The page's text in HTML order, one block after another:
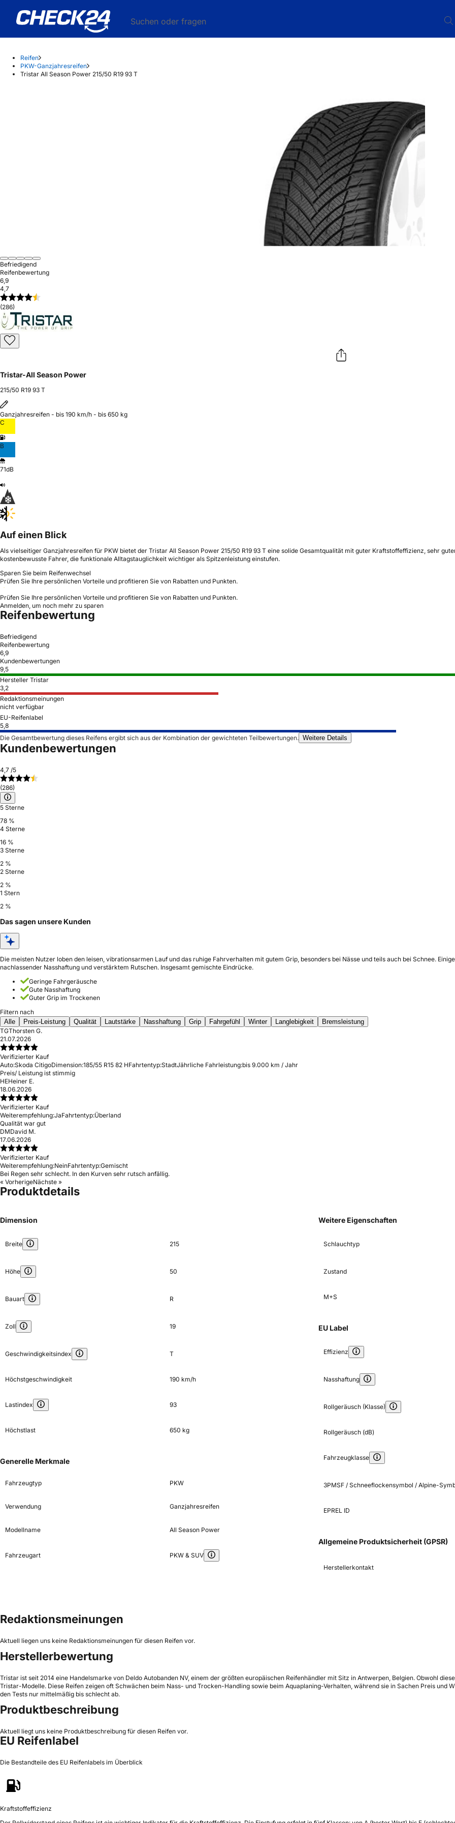
Suchen oder fragen
Reifen
PKW-Ganzjahresreifen
Tristar All Season Power 215/50 R19 93 T
Befriedigend
Reifenbewertung
6,9
4,7
(286)
Tristar-All Season Power
215/50 R19 93 T
Ganzjahresreifen - bis 190 km/h - bis 650 kg
C
B
71dB
Auf einen Blick
Als vielseitiger Ganzjahresreifen für PKW bietet der Tristar All Season Power 215/50 R19 93 T eine solide Gesamtqualität mit guter Kraftstoffeffizienz, sehr
kostenbewusste Fahrer, die funktionale Alltagstauglichkeit wichtiger als Spitzenleistung einstufen.
Sparen Sie beim Reifenwechsel
Prüfen Sie Ihre persönlichen Vorteile und profitieren Sie von Rabatten und Punkten.
Prüfen Sie Ihre persönlichen Vorteile und profitieren Sie von Rabatten und Punkten.
Anmelden, um noch mehr zu sparen
Reifenbewertung
Befriedigend
Reifenbewertung
6,9
Kundenbewertungen
9,5
Hersteller Tristar
3,2
Redaktionsmeinungen
nicht verfügbar
EU-Reifenlabel
5,8
Die Gesamtbewertung dieses Reifens ergibt sich aus der Kombination der gewichteten Teilbewertungen. Weitere Details
Kundenbewertungen
4,7 /5
(286)
5 Sterne
78 %
4 Sterne
16 %
3 Sterne
2 %
2 Sterne
2 %
1 Stern
2 %
Das sagen unsere Kunden
Die meisten Nutzer loben den leisen, vibrationsarmen Lauf und das ruhige Fahrverhalten mit gutem Grip, besonders bei Nässe und teils auch bei Schnee.
nachlassender Nasshaftung und verstärktem Rutschen. Insgesamt gemischte Eindrücke.
Geringe Fahrgeräusche
Gute Nasshaftung
Guter Grip im Trockenen
Filtern nach
Alle
Preis-Leistung Qualität Lautstärke Nasshaftung Grip Fahrgefühl Winter Langlebigkeit
Bremsleistung
TGThorsten G.
21.07.2026
Verifizierter Kauf
Auto:Skoda CitigoDimension:185/55 R15 82 HFahrtentyp:StadtJährliche Fahrleistung:bis 9.000 km / Jahr
Preis/ Leistung ist stimmig
HEHeiner E.
18.06.2026
Verifizierter Kauf
Weiterempfehlung:JaFahrtentyp:Überland
Qualität war gut
DMDavid M.
17.06.2026
Verifizierter Kauf
Weiterempfehlung:NeinFahrtentyp:Gemischt
Bei Regen sehr schlecht. In den Kurven sehr rutsch anfällig.
« VorherigeNächste »
Produktdetails
Dimension
Breite 215
Höhe 50
Bauart R
Zoll 19
Geschwindigkeitsindex T
Höchstgeschwindigkeit 190 km/h
Lastindex 93
Höchstlast 650 kg
Generelle Merkmale
Fahrzeugtyp PKW
Verwendung Ganzjahresreifen
Modellname All Season Power
Fahrzeugart PKW & SUV
Weitere Eigenschaften
Schlauchtyp
Zustand
M+S
EU Label
Effizienz
Nasshaftung
Rollgeräusch (Klasse)
Rollgeräusch (dB)
Fahrzeugklasse
3PMSF / Schneeflockensymbol / Alpine-
EPREL ID
Allgemeine Produktsicherheit (GPSR)
Herstellerkontakt
Redaktionsmeinungen
Aktuell liegen uns keine Redaktionsmeinungen für diesen Reifen vor.
Herstellerbewertung
Tristar ist seit 2014 eine Handelsmarke von Deldo Autobanden NV, einem der größten europäischen Reifenhändler mit Sitz in Antwerpen, Belgien. Obwohl
Tristar-Modelle. Diese Reifen zeigen oft Schwächen beim Nass- und Trocken-Handling sowie beim Aquaplaning-Verhalten, während sie in Sachen Preis
den Tests nur mittelmäßig bis schlecht ab.
Produktbeschreibung
Aktuell liegt uns keine Produktbeschreibung für diesen Reifen vor.
EU Reifenlabel
Die Bestandteile des EU Reifenlabels im Überblick
Kraftstoffeffizienz